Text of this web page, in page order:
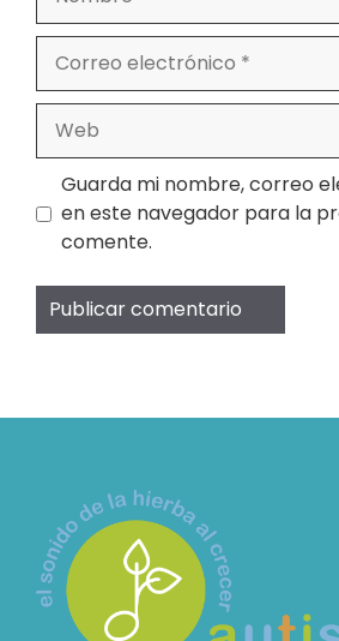
electrónico
Guarda mi nombre, correo
en este navegador para la
comente.